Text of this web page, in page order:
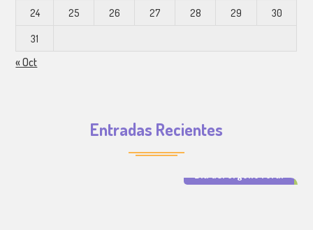
24 25 26 27 28 29 30
31
« Oct
Entradas Recientes